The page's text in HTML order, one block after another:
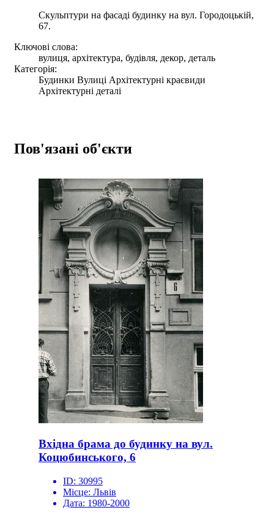
Скульптури на фасаді будинку на вул. Городоцькій,
67.
Ключові слова:
вулиця, архітектура, будівля, декор, деталь
Категорія:
Будинки Вулиці Архітектурні краєвиди
Архітектурні деталі
Пов'язані об'єкти
Вхідна брама до будинку на вул.
Коцюбинського, 6
ID: 30995
Місце: Львів
Дата: 1980-2000